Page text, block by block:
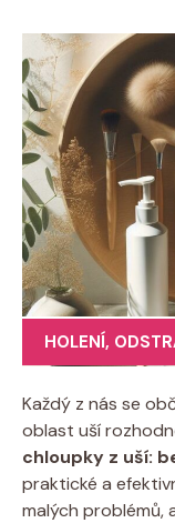
HOLENÍ,
Každý z nás se
oblast uší
chloupky z uší:
praktické a
malých problémů,